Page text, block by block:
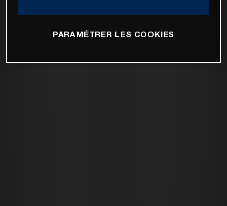
PARAMÉTRER LES COOKIES